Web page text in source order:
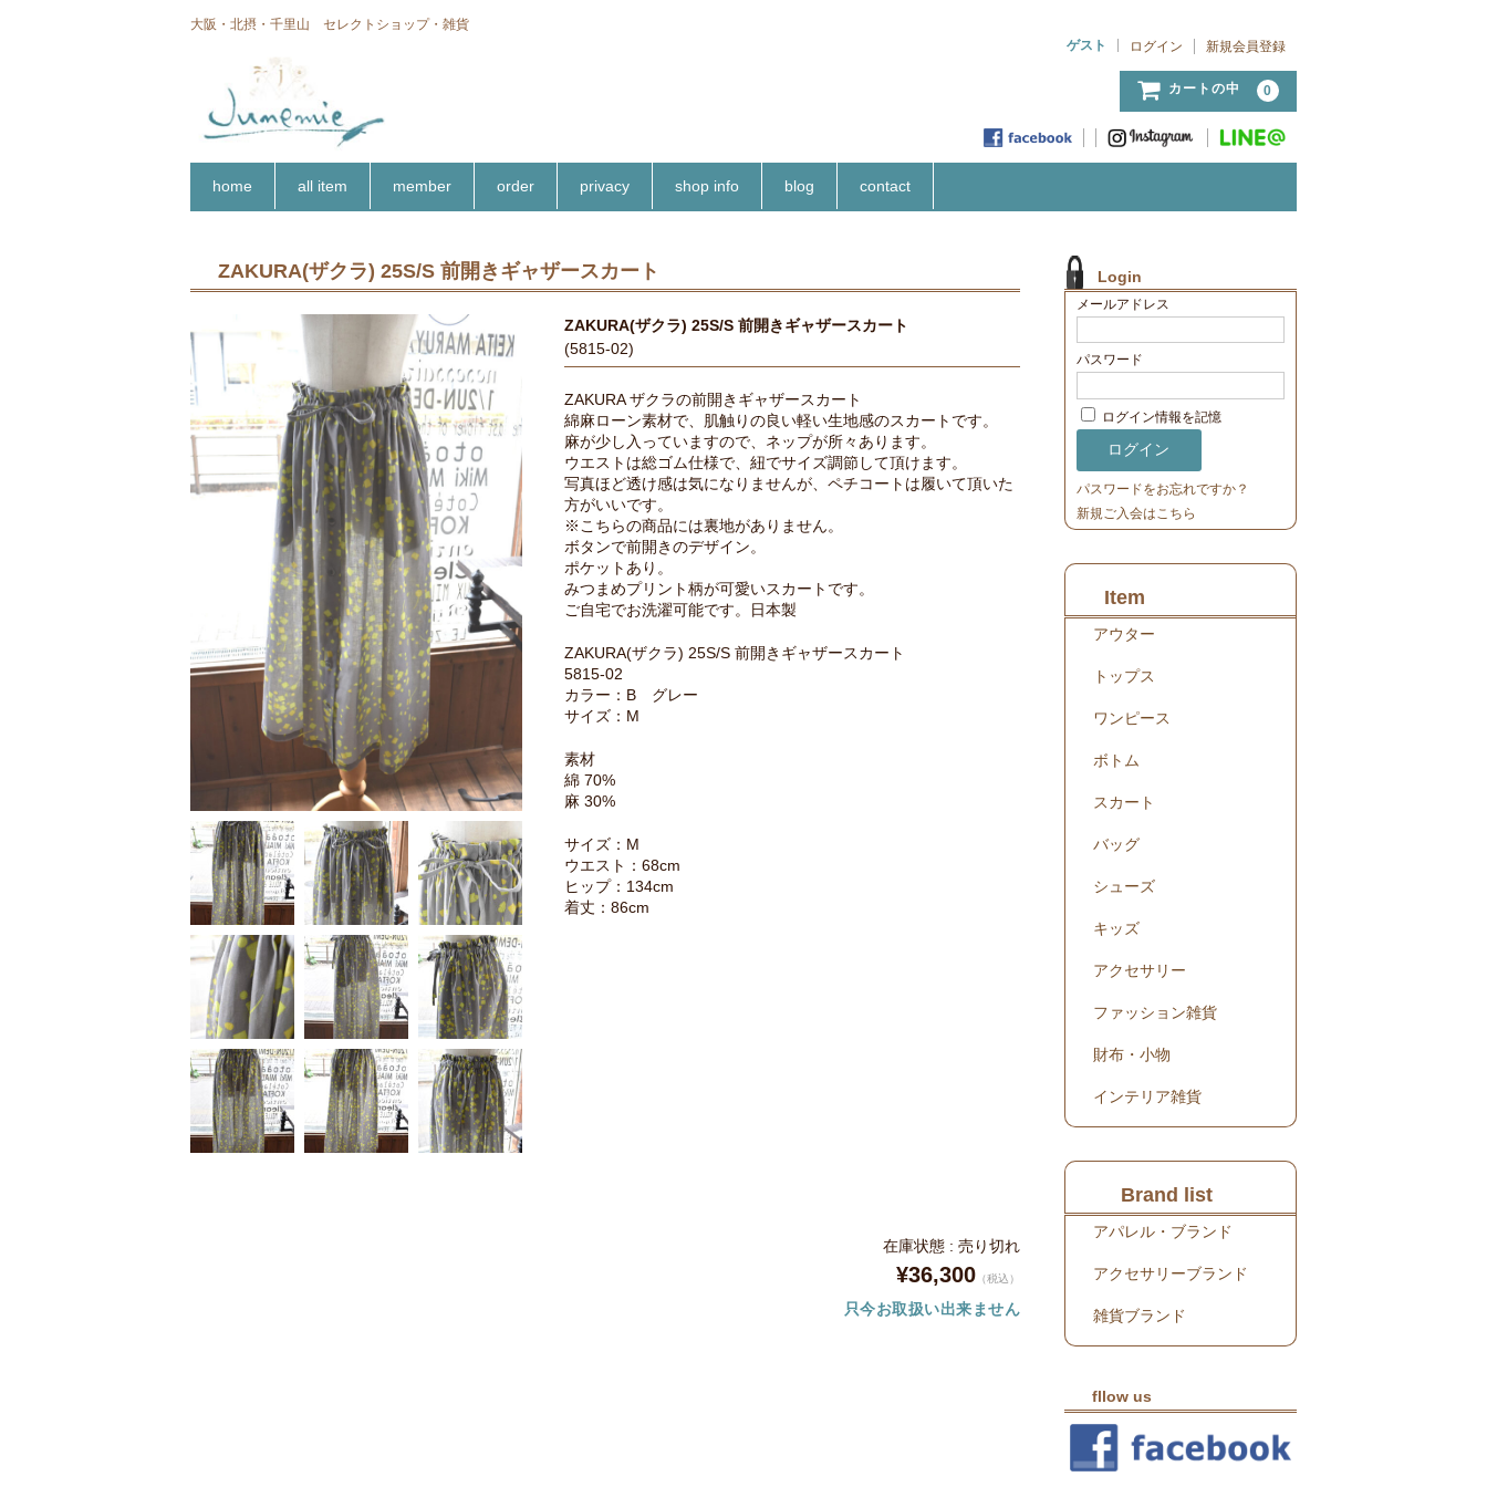
大阪・北摂・千里山 セレクトショップ・雑貨
ゲスト
ログイン 新規会員登録
カートの中 0
home all item member order privacy shop info blog contact
ZAKURA(ザクラ) 25S/S 前開きギャザースカート
ZAKURA(ザクラ) 25S/S 前開きギャザースカート
(5815-02)
ZAKURA ザクラの前開きギャザースカート
綿麻ローン素材で、肌触りの良い軽い生地感のスカートです。
麻が少し入っていますので、ネップが所々あります。
ウエストは総ゴム仕様で、紐でサイズ調節して頂けます。
写真ほど透け感は気になりませんが、ペチコートは履いて頂いた
方がいいです。
※こちらの商品には裏地がありません。
ボタンで前開きのデザイン。
ポケットあり。
みつまめプリント柄が可愛いスカートです。
ご自宅でお洗濯可能です。日本製
ZAKURA(ザクラ) 25S/S 前開きギャザースカート
5815-02
カラー：B グレー
サイズ：M
素材
綿 70%
麻 30%
サイズ：M
ウエスト：68cm
ヒップ：134cm
着丈：86cm
在庫状態 : 売り切れ
¥36,300 （税込）
只今お取扱い出来ません
Login
メールアドレス
パスワード
ログイン情報を記憶
パスワードをお忘れですか？
新規ご入会はこちら
Item
アウター
トップス
ワンピース
ボトム
スカート
バッグ
シューズ
キッズ
アクセサリー
ファッション雑貨
財布・小物
インテリア雑貨
Brand list
アパレル・ブランド
アクセサリーブランド
雑貨ブランド
fllow us